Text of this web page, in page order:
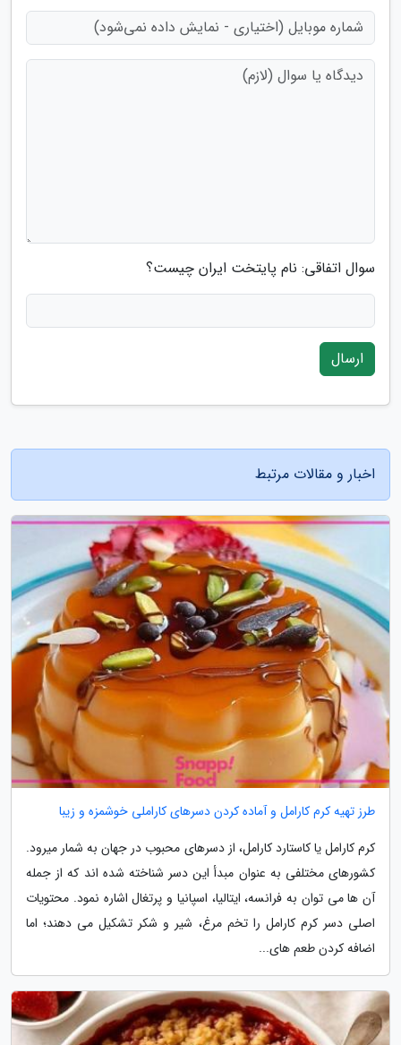
سوال اتفاقی: نام پایتخت ایران چیست؟
ارسال
اخبار و مقالات مرتبط
طرز تهیه کرم کارامل و آماده کردن دسرهای کاراملی خوشمزه و زیبا
کرم کارامل یا کاستارد کارامل، از دسرهای محبوب در جهان به شمار میرود.
کشورهای مختلفی به عنوان مبدأ این دسر شناخته شده اند که از جمله
آن ها می توان به فرانسه، ایتالیا، اسپانیا و پرتغال اشاره نمود. محتویات
اصلی دسر کرم کارامل را تخم مرغ، شیر و شکر تشکیل می دهند؛ اما
اضافه کردن طعم های...